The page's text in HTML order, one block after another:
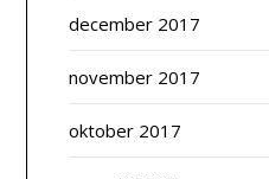
december 2017
november 2017
oktober 2017